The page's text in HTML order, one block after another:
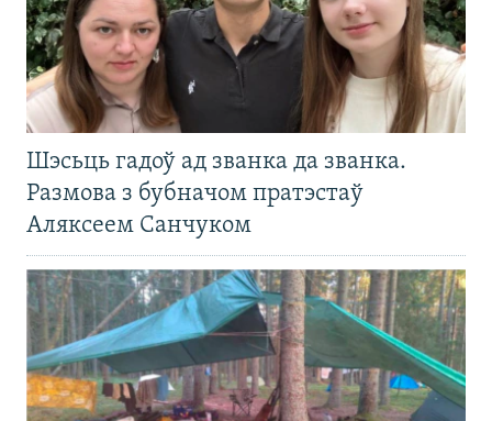
Шэсьць гадоў ад званка да званка.
Размова з бубначом пратэстаў
Аляксеем Санчуком